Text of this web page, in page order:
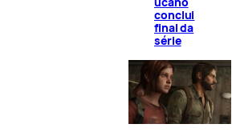
conclui
final da
série